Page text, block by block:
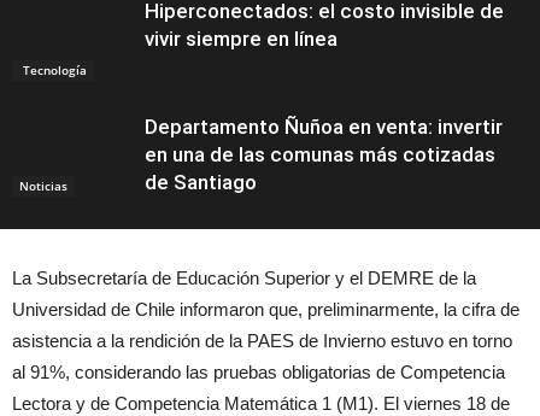
Tecnología
Hiperconectados: el costo invisible de
vivir siempre en línea
Noticias
Departamento Ñuñoa en venta: invertir
en una de las comunas más cotizadas
de Santiago
La Subsecretaría de Educación Superior y el DEMRE de la
Universidad de Chile informaron que, preliminarmente, la cifra de
asistencia a la rendición de la PAES de Invierno estuvo en torno
al 91%, considerando las pruebas obligatorias de Competencia
Lectora y de Competencia Matemática 1 (M1). El viernes 18 de